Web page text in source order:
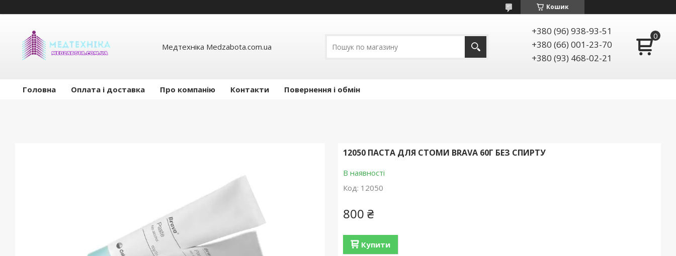
Кошик
Медтехніка Medzabota.com.ua
+380 (96) 938-93-51
+380 (66) 001-23-70
+380 (93) 468-02-21
Головна Оплата і доставка Про компанію Контакти Повернення і обмін
12050 ПАСТА ДЛЯ СТОМИ BRAVA 60Г БЕЗ СПИРТУ
В наявності
Код: 12050
800 ₴
Купити